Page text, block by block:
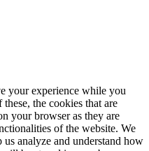
your experience while you
the cookies that are
your browser as they are
of the website. We
analyze and understand how